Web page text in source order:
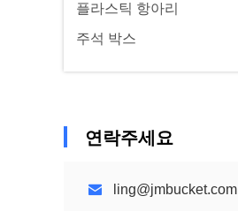
플라스틱 항아리
주석 박스
연락주세요
ling@jmbucket.com